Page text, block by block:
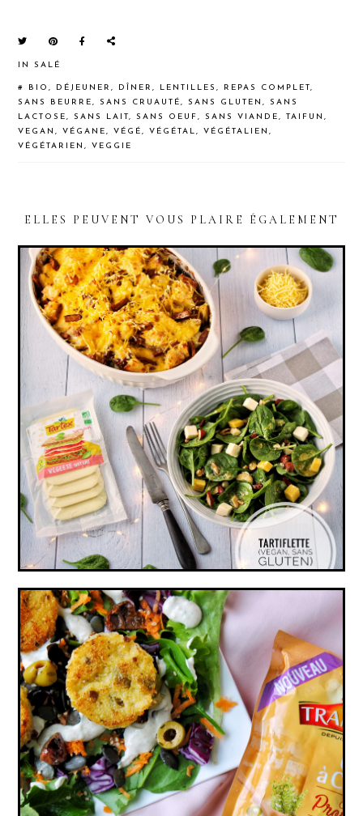
INSALÉ
# BIO, DÉJEUNER, DÎNER, LENTILLES, REPAS COMPLET,
SANS BEURRE,SANS CRUAUTÉ,SANS GLUTEN,SANS
LACTOSE,SANS LAIT,SANS OEUF,SANS VIANDE,TAIFUN,
VEGAN,VÉGANE,VÉGÉ,VÉGÉTAL,VÉGÉTALIEN,
VÉGÉTARIEN,VEGGIE
READER
INTERACTIONS
ELLES PEUVENT VOUS PLAIRE ÉGALEMENT
TARTIFLETTE (VEGAN, SANS GLUTEN)
SALADE DE POLENTA CROUSTI-MOELLEUSE
AUX OLIVES (VEGAN, SANS GLUTEN)